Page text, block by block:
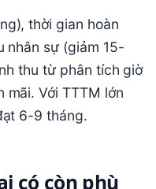
thời gian hoàn
nhân sự (giảm 15-
thu từ phân tích giờ
mãi. Với TTTM lớn
6-9 tháng.
có còn phù